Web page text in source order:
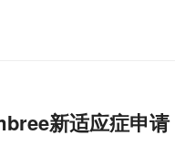
新适应症申